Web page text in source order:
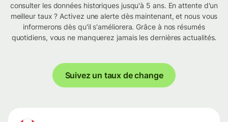
consulter les données historiques jusqu'à 5 ans. En attente d'un
meilleur taux ? Activez une alerte dès maintenant, et nous vous
informerons dès qu'il s'améliorera. Grâce à nos résumés
quotidiens, vous ne manquerez jamais les dernières actualités.
Suivez un taux de change